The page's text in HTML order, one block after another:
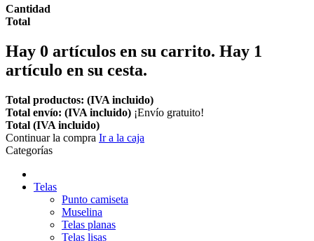
Cantidad
Total
Hay 0 artículos en su carrito. Hay 1
artículo en su cesta.
Total productos: (IVA incluido)
Total envío: (IVA incluido) ¡Envío gratuito!
Total (IVA incluido)
Continuar la compra Ir a la caja
Categorías
Telas
Punto camiseta
Muselina
Telas planas
Telas lisas